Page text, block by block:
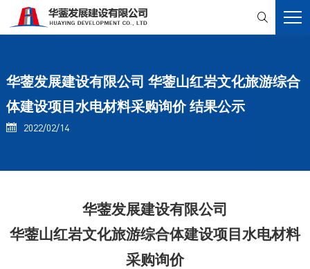

华蓥发展建设有限公司 华蓥山红岩文化旅游综合
体建设项目水电材料采购询价 结果公示
 2022/02/14
华蓥发展建设有限公司
华蓥山红岩文化旅游综合体建设项目水电材料
采购询价